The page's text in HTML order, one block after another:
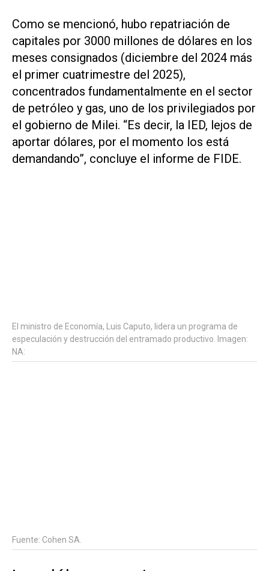
Como se mencionó, hubo repatriación de
capitales por 3000 millones de dólares en los
meses consignados (diciembre del 2024 más
el primer cuatrimestre del 2025),
concentrados fundamentalmente en el sector
de petróleo y gas, uno de los privilegiados por
el gobierno de Milei. “Es decir, la IED, lejos de
aportar dólares, por el momento los está
demandando”, concluye el informe de FIDE.
El ministro de Economía, Luis Caputo, lidera un programa de
especulación y destrucción del entramado productivo. Imagen:
NA:
Fuente: Cohen SA.